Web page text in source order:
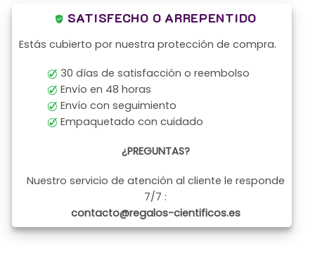
SATISFECHO O ARREPENTIDO
Estás cubierto por nuestra protección de compra.
30 días de satisfacción o reembolso
Envío en 48 horas
Envío con seguimiento
Empaquetado con cuidado
¿PREGUNTAS?
Nuestro servicio de atención al cliente le responde
7/7 :
contacto@regalos-cientificos.es